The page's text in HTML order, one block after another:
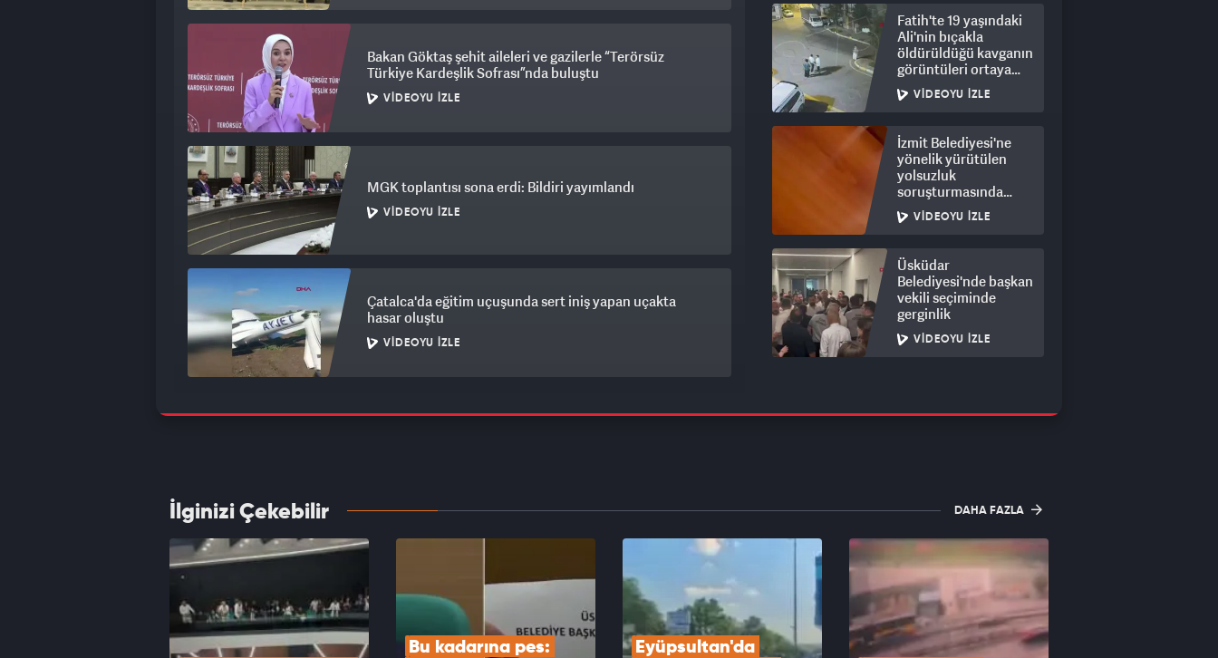
Bakan Göktaş şehit aileleri ve gazilerle “Terörsüz
Türkiye Kardeşlik Sofrası”nda buluştu
VIDEOYU İZLE
MGK toplantısı sona erdi: Bildiri yayımlandı
VIDEOYU İZLE
Çatalca'da eğitim uçuşunda sert iniş yapan uçakta
hasar oluştu
VIDEOYU İZLE
Cüneyt Özdemir'den muhalefete sert tepki: PKK’ya
Fatih'te 19 yaşındaki
Ali'nin bıçakla
öldürüldüğü kavganın
görüntüleri ortaya
çıktı: 8 gözaltı
VIDEOYU İZLE
İzmit Belediyesi'ne
yönelik yürütülen
yolsuzluk
soruşturmasında
rüşvet görüntüleri
ortaya çıktı
VIDEOYU İZLE
Üsküdar
Belediyesi'nde başkan
vekili seçiminde
gerginlik
VIDEOYU İZLE
İlginizi Çekebilir DAHA FAZLA
Bu kadarına pes:
Eyüpsultan'da